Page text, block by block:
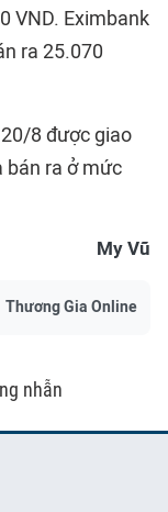
VND. Eximbank
ra 25.070
8 được giao
bán ra ở mức
My Vũ
Thương Gia Online
nhẫn